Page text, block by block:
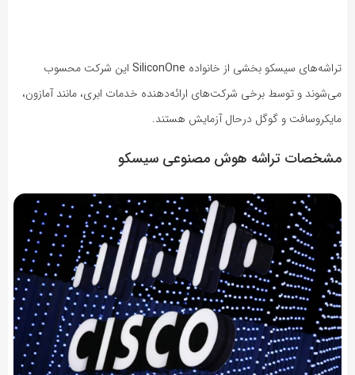
تراشه‌های سیسکو بخشی از خانواده SiliconOne این شرکت محسوب
می‌شوند و توسط برخی شرکت‌های ارائه‌دهنده خدمات ابری، مانند آمازون،
مایکروسافت و گوگل درحال آزمایش هستند.
مشخصات تراشه هوش مصنوعی سیسکو